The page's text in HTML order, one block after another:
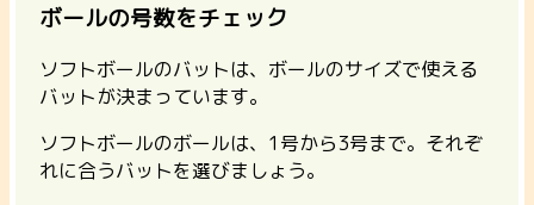
ボールの号数をチェック
ソフトボールのバットは、ボールのサイズで使える
バットが決まっています。
ソフトボールのボールは、1号から3号まで。それぞ
れに合うバットを選びましょう。